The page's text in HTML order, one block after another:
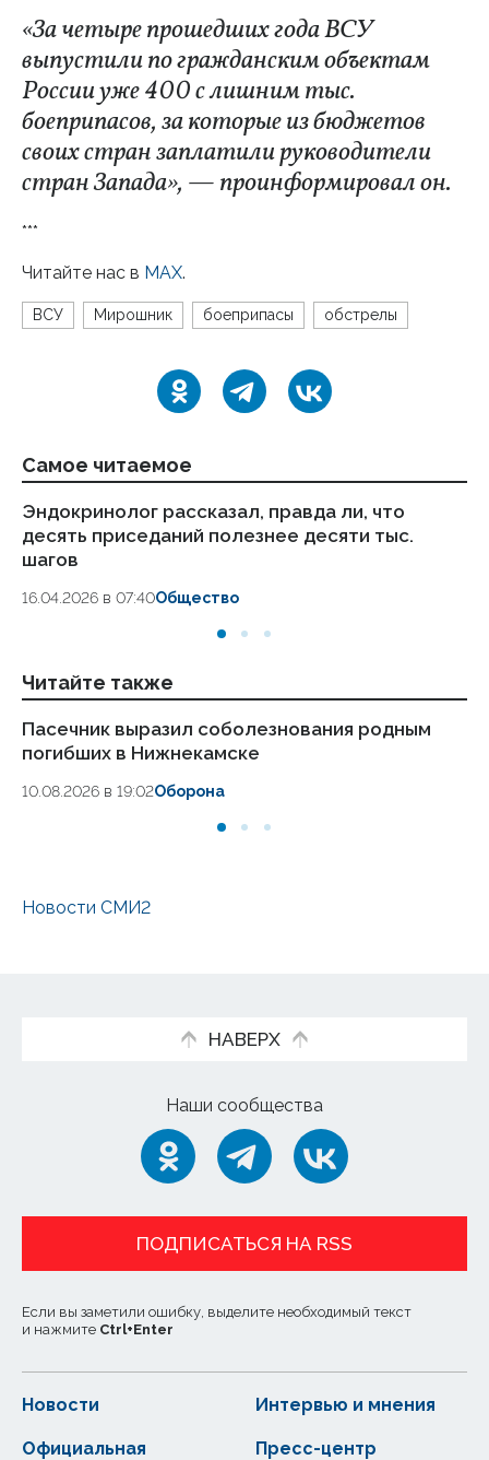
«За четыре прошедших года ВСУ
выпустили по гражданским объектам
России уже 400 с лишним тыс.
боеприпасов, за которые из бюджетов
своих стран заплатили руководители
стран Запада», — проинформировал он.
***
Читайте нас в MAX.
ВСУ Мирошник боеприпасы обстрелы
Самое читаемое
Эндокринолог рассказал, правда ли, что
десять приседаний полезнее десяти тыс.
шагов
16.04.2026 в 07:40Общество
Читайте также
Пасечник выразил соболезнования родным
погибших в Нижнекамске
10.08.2026 в 19:02Оборона
Новости СМИ2
НАВЕРХ
Наши сообщества
ПОДПИСАТЬСЯ НА RSS
Если вы заметили ошибку, выделите необходимый текст
и нажмите Ctrl+Enter
Новости
Официальная
Интервью и мнения
Пресс-центр